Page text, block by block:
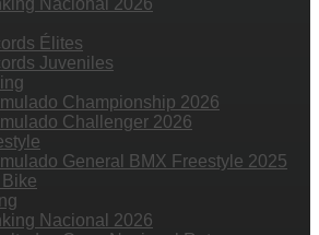
Élites
Juveniles
Championship 2026
Challenger 2026
General BMX Freestyle 2025
Nacional 2026